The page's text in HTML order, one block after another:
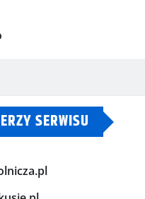
SERWISU